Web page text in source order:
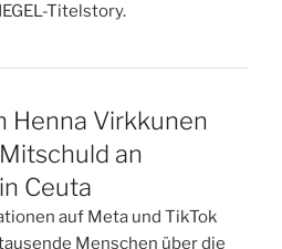
Titelstory.
Henna Virkkunen
an
Ceuta
auf Meta und TikTok
Menschen über die